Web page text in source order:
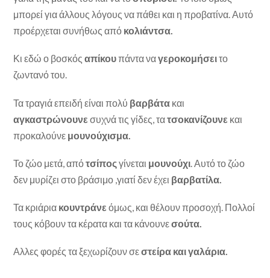
μπορεί για άλλους λόγους να πάθει και η προβατίνα. Αυτό
προέρχεται συνήθως από κολιάντσα.
Κι εδώ ο βοσκόςαπίκουπάντα ναγεροκομήσειτο
ζωντανό του.
Τα τραγιά επειδή είναι πολύ βαρβάτα και
αγκαστρώνουνε συχνά τις γίδες, τατσοκανίζουνε και
προκαλούνε μουνούχισμα.
Το ζώο μετά, απότσίποςγίνεται μουνούχι. Αυτό το ζώο
δεν μυρίζει στο βράσιμο ,γιατί δεν έχει βαρβατίλα.
Τα κριάρια κουντράνε όμως, και θέλουν προσοχή. Πολλοί
τους κόβουν τα κέρατα και τα κάνουνεσούτα.
Αλλες φορές τα ξεχωρίζουν σεστείρα και γαλάρια.